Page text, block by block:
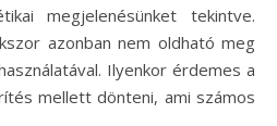
megjelenésünket tekintve.
azonban nem oldható meg
Ilyenkor érdemes a
mellett dönteni, ami számos